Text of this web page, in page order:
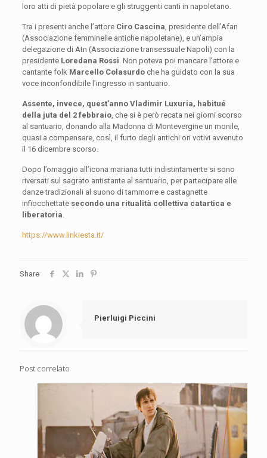
loro atti di pietà popolare e gli struggenti canti in napoletano.
Tra i presenti anche l’attore Ciro Cascina , presidente dell’Afan
(Associazione femminelle antiche napoletane), e un’ampia
delegazione di Atn (Associazione transessuale Napoli) con la
presidente Loredana Rossi . Non poteva poi mancare l’attore e
cantante folk Marcello Colasurdo che ha guidato con la sua
voce inconfondibile l’ingresso in santuario.
Assente, invece, quest’anno Vladimir Luxuria, habitué
della juta del 2 febbraio, che si è però recata nei giorni scorso
al santuario, donando alla Madonna di Montevergine un monile,
quasi a compensare, così, il furto degli antichi ori votivi avvenuto
il 16 dicembre scorso.
Dopo l’omaggio all’icona mariana tutti indistintamente si sono
riversati sul sagrato antistante al santuario, per partecipare alle
danze tradizionali al suono di tammorre e castagnette
infiocchettate secondo una ritualità collettiva catartica e
liberatoria
https://www.linkiesta.it/
Share
Pierluigi Piccini
Post correlato